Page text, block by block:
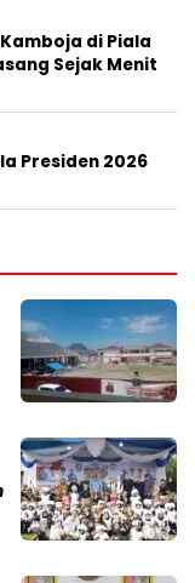
di Piala
Sejak Menit
Presiden 2026